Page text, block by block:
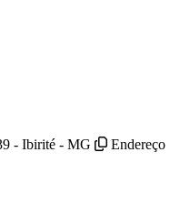
- Ibirité - MG
Endereço